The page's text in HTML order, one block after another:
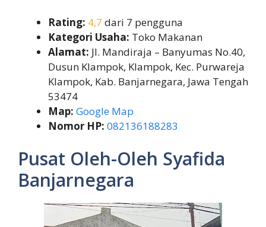
Rating: 4,7 dari 7 pengguna
Kategori Usaha: Toko Makanan
Alamat: Jl. Mandiraja – Banyumas No.40,
Dusun Klampok, Klampok, Kec. Purwareja
Klampok, Kab. Banjarnegara, Jawa Tengah
53474
Map: Google Map
Nomor HP: 082136188283
Pusat Oleh-Oleh Syafida
Banjarnegara